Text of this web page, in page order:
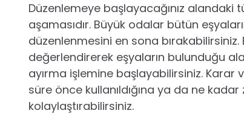
Düzenlemeye başlayacağınız alandaki
aşamasıdır. Büyük odalar bütün
düzenlenmesini en sona bırakabilirsiniz.
değerlendirerek eşyaların bulunduğu
ayırma işlemine başlayabilirsiniz. Karar
süre önce kullanıldığına ya da ne
kolaylaştırabilirsiniz.